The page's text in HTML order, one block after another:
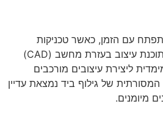
עם הזמן, כאשר טכניקות
מודרניות כוללות שימוש בתוכנת עיצוב בעזרת מחשב (CAD)
ליצירת עיצובים מורכבים
של גילוף ביד נמצאת עדיין
מיומנים.